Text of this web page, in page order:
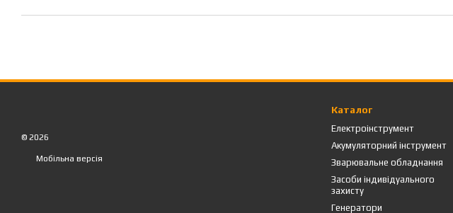
© 2026
Мобільна версія
Каталог
Електроінструмент
Акумуляторний інструмент
Зварювальне обладнання
Засоби індивідуального
захисту
Генератори